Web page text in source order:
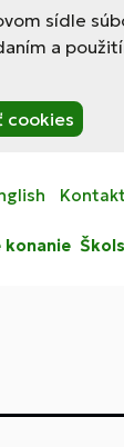
sídle
a
cookies
Kontakt
konanie